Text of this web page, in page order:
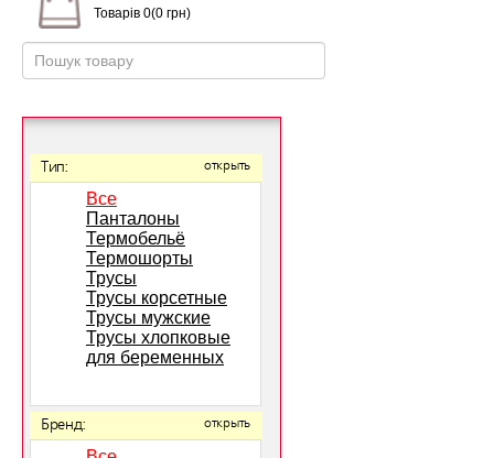
Товарів 0(0 грн)
Тип: открыть
Все
Панталоны
Термобельё
Термошорты
Трусы
Трусы корсетные
Трусы мужские
Трусы хлопковые
для беременных
Бренд: открыть